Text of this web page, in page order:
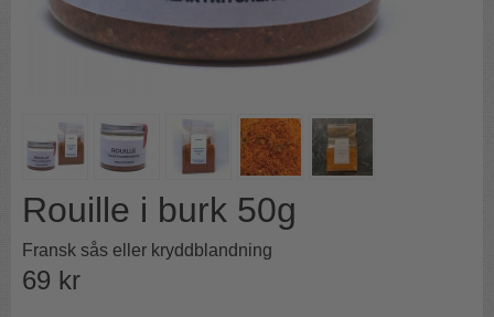
Rouille i burk 50g
Fransk sås eller kryddblandning
69 kr